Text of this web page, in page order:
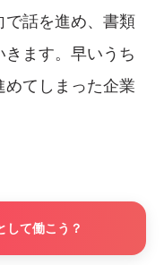
話を進め、書類
ます。早いうち
てしまった企業
して働こう？